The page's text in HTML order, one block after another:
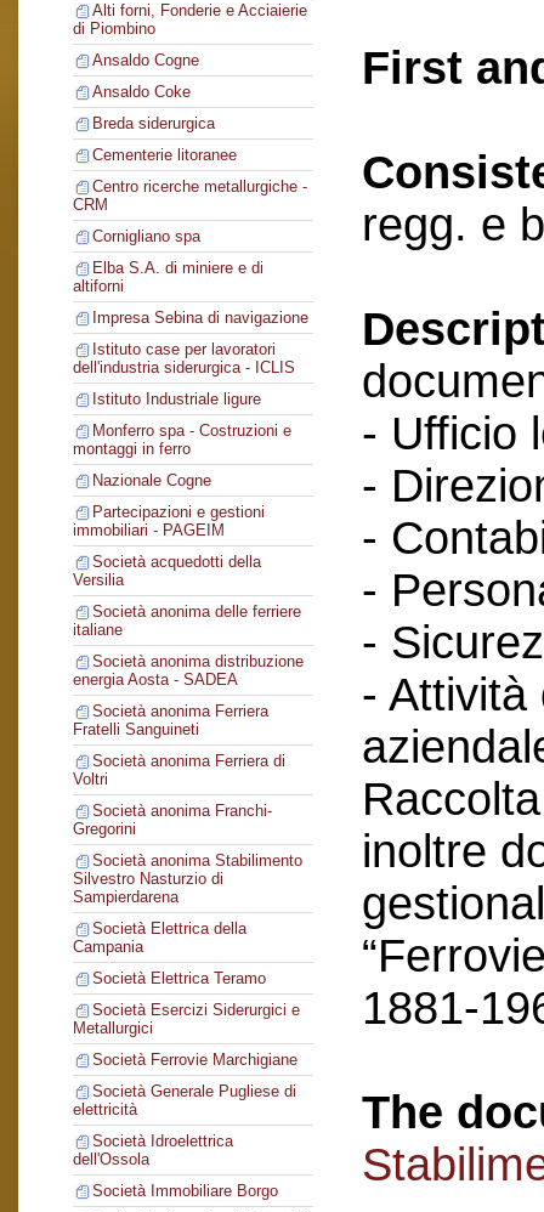
Alti forni, Fonderie e Acciaierie
di Piombino
Ansaldo Cogne
Ansaldo Coke
Breda siderurgica
Cementerie litoranee
Centro ricerche metallurgiche -
CRM
Cornigliano spa
Elba S.A. di miniere e di
altiforni
Impresa Sebina di navigazione
Istituto case per lavoratori
dell'industria siderurgica - ICLIS
Istituto Industriale ligure
Monferro spa - Costruzioni e
montaggi in ferro
Nazionale Cogne
Partecipazioni e gestioni
immobiliari - PAGEIM
Società acquedotti della
Versilia
Società anonima delle ferriere
italiane
Società anonima distribuzione
energia Aosta - SADEA
Società anonima Ferriera
Fratelli Sanguineti
Società anonima Ferriera di
Voltri
Società anonima Franchi-
Gregorini
Società anonima Stabilimento
Silvestro Nasturzio di
Sampierdarena
Società Elettrica della
Campania
Società Elettrica Teramo
Società Esercizi Siderurgici e
Metallurgici
Società Ferrovie Marchigiane
Società Generale Pugliese di
elettricità
Società Idroelettrica
dell'Ossola
Società Immobiliare Borgo
First
regg. e
- Ufficio
-
-
-
-
- Attività
inoltre
1881-
The